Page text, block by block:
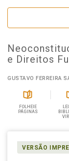
e Direitos
GUSTAVO FERREIRA
FOLHEIE
PÁGINAS
VERSÃO